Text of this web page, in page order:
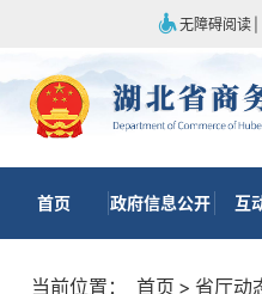
无障碍阅读
首页 政府信息公开 互
当前位置： 首页 > 省厅动